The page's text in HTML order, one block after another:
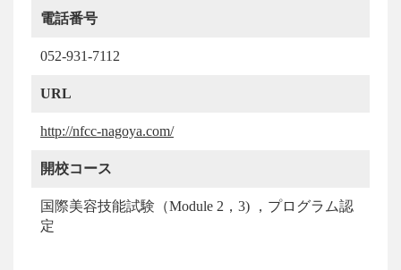
電話番号
052-931-7112
URL
http://nfcc-nagoya.com/
開校コース
国際美容技能試験（Module 2，3) ，プログラム認
定